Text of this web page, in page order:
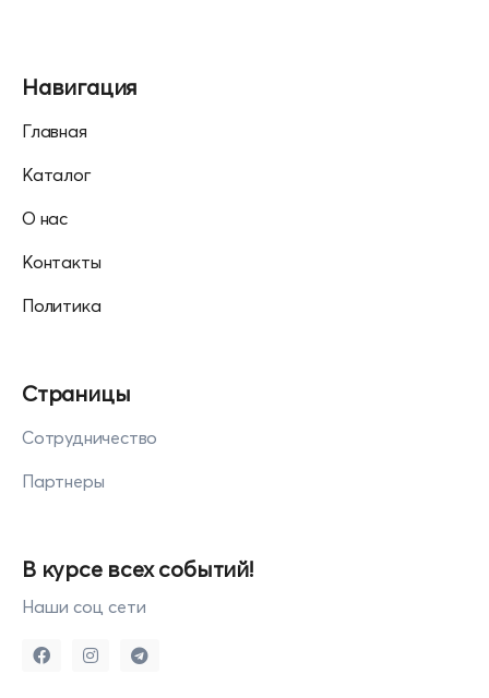
Навигация
Главная
Каталог
О нас
Контакты
Политика
Страницы
Сотрудничество
Партнеры
В курсе всех событий!
Наши соц сети